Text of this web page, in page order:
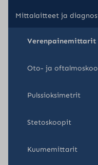
Mittalaitteet ja
Verenpainemittarit
Oto- ja
Pulssioksimetrit
Stetoskoopit
Kuumemittarit